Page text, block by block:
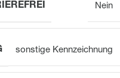
Nein
sonstige Kennzeichnung